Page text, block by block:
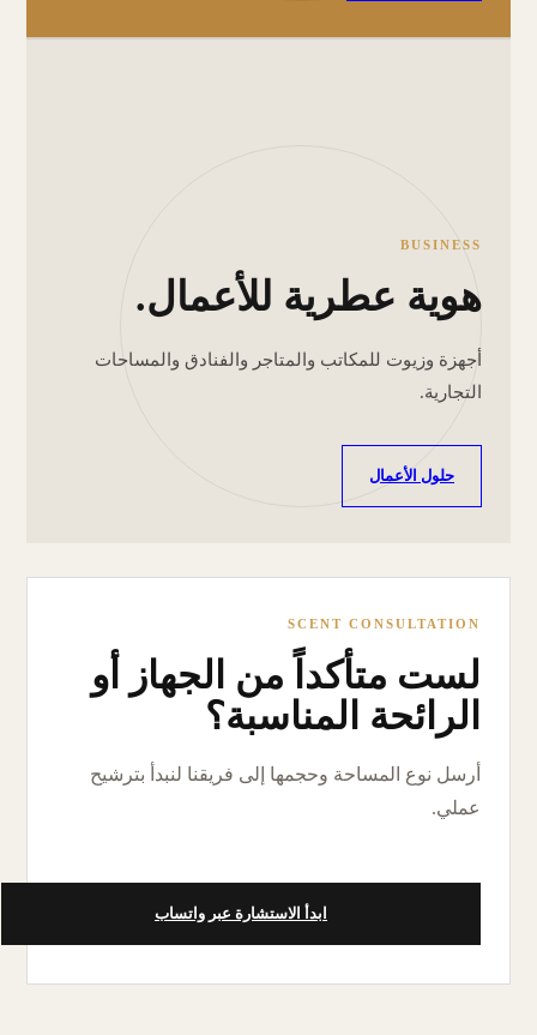
BUSINESS
هوية عطرية للأعمال.
أجهزة وزيوت للمكاتب والمتاجر والفنادق والمساحات
التجارية.
حلول الأعمال
SCENT CONSULTATION
لست متأكداً من الجهاز أو
الرائحة المناسبة؟
أرسل نوع المساحة وحجمها إلى فريقنا لنبدأ بترشيح
عملي.
ابدأ الاستشارة عبر واتساب